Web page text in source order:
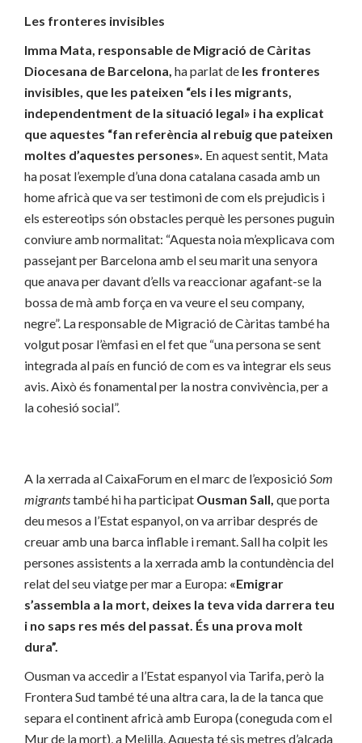
Les fronteres invisibles
Imma Mata, responsable de Migració de Càritas
Diocesana de Barcelona, ha parlat de les fronteres
invisibles, que les pateixen “els i les migrants,
independentment de la situació legal» i ha explicat
que aquestes “fan referència al rebuig que pateixen
moltes d’aquestes persones». En aquest sentit, Mata
ha posat l’exemple d’una dona catalana casada amb un
home africà que va ser testimoni de com els prejudicis i
els estereotips són obstacles perquè les persones puguin
conviure amb normalitat: “Aquesta noia m’explicava com
passejant per Barcelona amb el seu marit una senyora
que anava per davant d’ells va reaccionar agafant-se la
bossa de mà amb força en va veure el seu company,
negre”. La responsable de Migració de Càritas també ha
volgut posar l’èmfasi en el fet que “una persona se sent
integrada al país en funció de com es va integrar els seus
avis. Això és fonamental per la nostra convivència, per a
la cohesió social”.
A la xerrada al CaixaForum en el marc de l’exposició Som
migrantstambé hi ha participat Ousman Sall, que porta
deu mesos a l’Estat espanyol, on va arribar després de
creuar amb una barca inflable i remant. Sall ha colpit les
persones assistents a la xerrada amb la contundència del
relat del seu viatge per mar a Europa: «Emigrar
s’assembla a la mort, deixes la teva vida darrera teu
i no saps res més del passat. És una prova molt
dura”.
Ousman va accedir a l’Estat espanyol via Tarifa, però la
Frontera Sud també té una altra cara, la de la tanca que
separa el continent africà amb Europa (coneguda com el
Mur de la mort), a Melilla. Aquesta té sis metres d’alçada